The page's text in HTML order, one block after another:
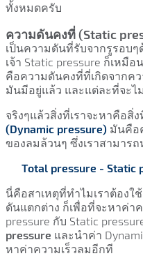
ทั้งหมดครับ
ความดันคงที่ (Static
เป็นความดันที่รับจากรูรอบๆ
เจ้า Static pressure ก็เหมื
คือความดันคงที่ที่เกิดจากค
มันมีอยู่แล้ว และแต่ละที่จะไ
จริงๆแล้วสิ่งที่เราจะหาคือสิ่ง
(Dynamic pressure) มันคือ
ของลมล้วนๆ ซึ่งเราสามารถ
Total pressure - Static
นี่คือสาเหตุที่ทำไมเราต้องใ
ดันแตกต่าง ก็เพื่อที่จะหาค่า
pressure กับ Static
pressure และนำค่า
หาค่าความเร็วลมอีกที